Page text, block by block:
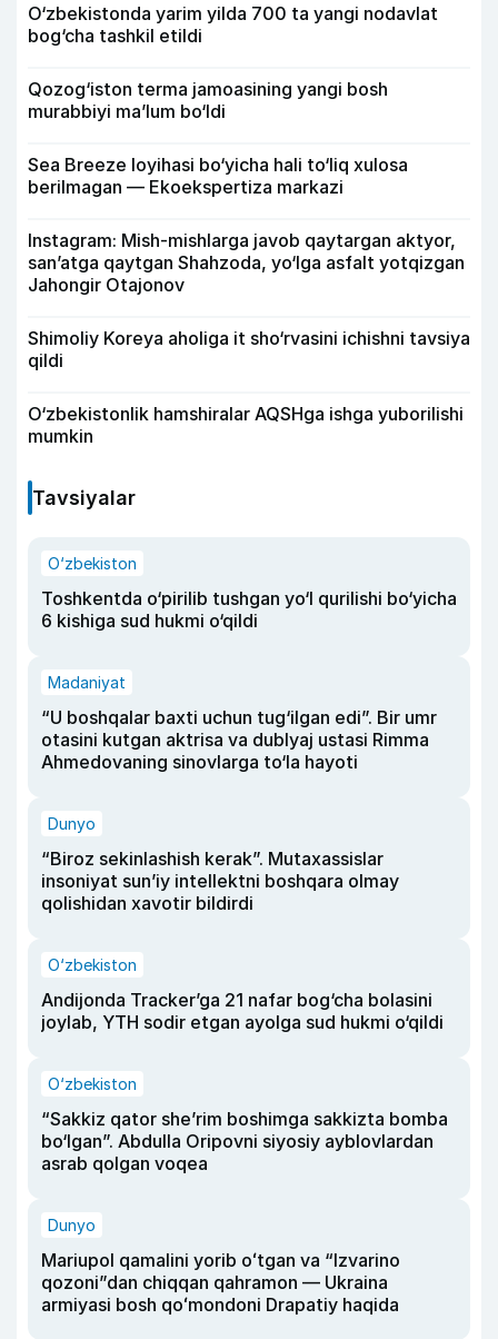
O‘zbekistonda yarim yilda 700 ta yangi nodavlat
bog‘cha tashkil etildi
Qozog‘iston terma jamoasining yangi bosh
murabbiyi ma’lum bo‘ldi
Sea Breeze loyihasi bo‘yicha hali to‘liq xulosa
berilmagan — Ekoekspertiza markazi
Instagram: Mish-mishlarga javob qaytargan aktyor,
san’atga qaytgan Shahzoda, yo‘lga asfalt yotqizgan
Jahongir Otajonov
Shimoliy Koreya aholiga it sho‘rvasini ichishni tavsiya
qildi
O‘zbekistonlik hamshiralar AQSHga ishga yuborilishi
mumkin
Tavsiyalar
O‘zbekiston
Toshkentda o‘pirilib tushgan yo‘l qurilishi bo‘yicha
6 kishiga sud hukmi o‘qildi
Madaniyat
“U boshqalar baxti uchun tug‘ilgan edi”. Bir umr
otasini kutgan aktrisa va dublyaj ustasi Rimma
Ahmedovaning sinovlarga to‘la hayoti
Dunyo
“Biroz sekinlashish kerak”. Mutaxassislar
insoniyat sun’iy intellektni boshqara olmay
qolishidan xavotir bildirdi
O‘zbekiston
Andijonda Tracker’ga 21 nafar bog‘cha bolasini
joylab, YTH sodir etgan ayolga sud hukmi o‘qildi
O‘zbekiston
“Sakkiz qator she’rim boshimga sakkizta bomba
bo‘lgan”. Abdulla Oripovni siyosiy ayblovlardan
asrab qolgan voqea
Dunyo
Mariupol qamalini yorib oʻtgan va “Izvarino
qozoni”dan chiqqan qahramon — Ukraina
armiyasi bosh qoʻmondoni Drapatiy haqida